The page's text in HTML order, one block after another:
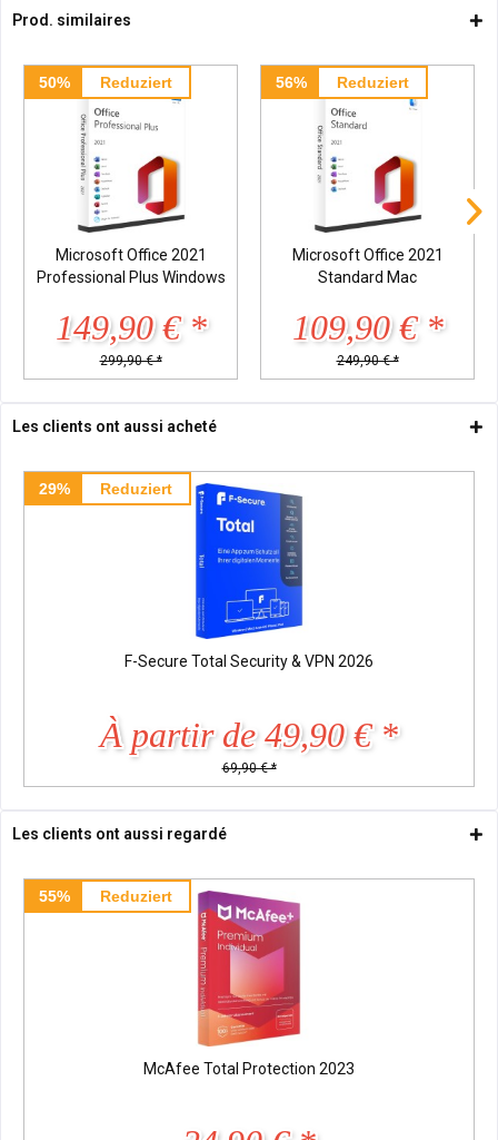
Prod. similaires
50% Reduziert
Microsoft Office 2021
Professional Plus Windows
149,90 € *
299,90 € *
56% Reduziert
Microsoft Office 2021
Standard Mac
109,90 € *
249,90 € *
Les clients ont aussi acheté
29% Reduziert
F-Secure Total Security & VPN 2026
À partir de 49,90 € *
69,90 € *
Les clients ont aussi regardé
55% Reduziert
McAfee Total Protection 2023